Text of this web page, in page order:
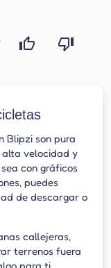
Blipzi son pura
alta velocidad y
con gráficos
puedes
de descargar o
callejeras,
terrenos fuera